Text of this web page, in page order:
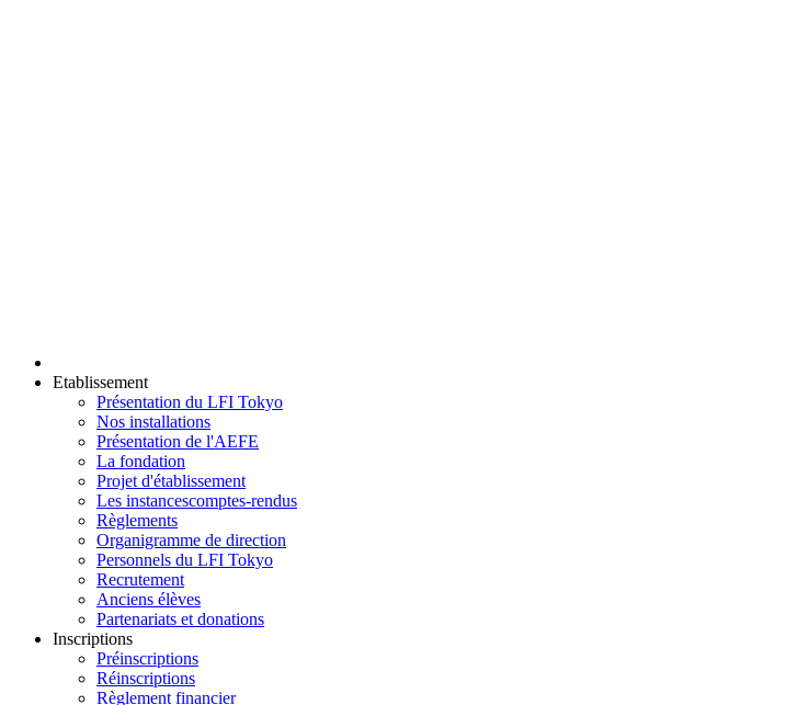
Etablissement
Présentation du LFI Tokyo
Nos installations
Présentation de l'AEFE
La fondation
Projet d'établissement
Les instancescomptes-rendus
Règlements
Organigramme de direction
Personnels du LFI Tokyo
Recrutement
Anciens élèves
Partenariats et donations
Inscriptions
Préinscriptions
Réinscriptions
Règlement financier